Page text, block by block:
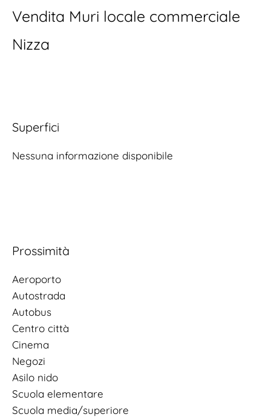
Vendita Muri locale commerciale
Nizza
Superfici
Nessuna informazione disponibile
Prossimità
Aeroporto
Autostrada
Autobus
Centro città
Cinema
Negozi
Asilo nido
Scuola elementare
Scuola media/superiore